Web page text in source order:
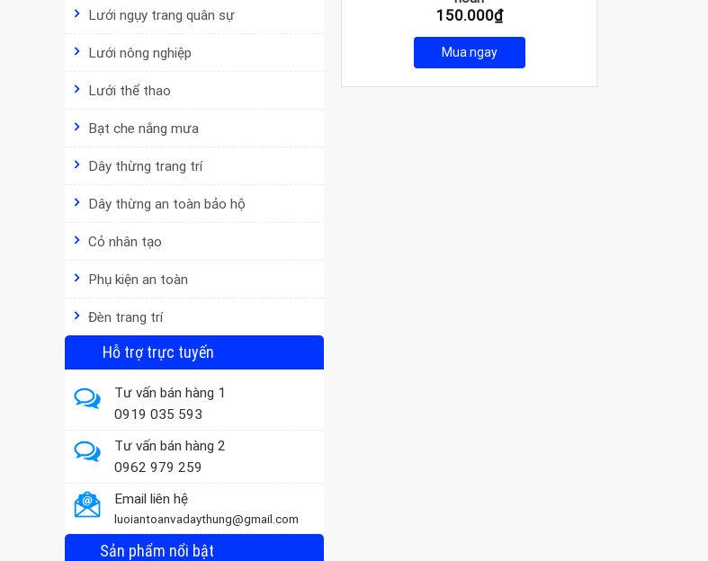
Lưới ngụy trang quân sự
Lưới nông nghiệp
Lưới thể thao
Bạt che nắng mưa
Dây thừng trang trí
Dây thừng an toàn bảo hộ
Cỏ nhân tạo
Phụ kiện an toàn
Đèn trang trí
Hỗ trợ trực tuyến
Tư vấn bán hàng 1
0919 035 593
Tư vấn bán hàng 2
0962 979 259
Email liên hệ
luoiantoanvadaythung@gmail.com
Sản phẩm nổi bật
150.000₫
Mua ngay